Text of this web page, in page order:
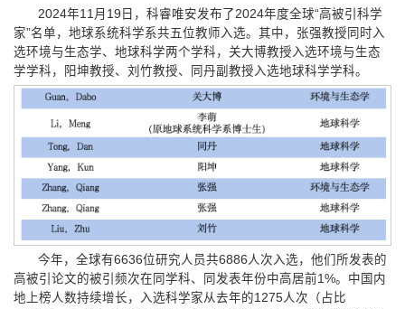
2024年11月19日，科睿唯安发布了2024年度全球“高被引科学
家”名单，地球系统科学系共五位教师入选。其中，张强教授同时入
选环境与生态学、地球科学两个学科，关大博教授入选环境与生态
学学科，阳坤教授、刘竹教授、同丹副教授入选地球科学学科。
今年，全球有6636位研究人员共6886人次入选，他们所发表的
高被引论文的被引频次在同学科、同发表年份中高居前1%。中国内
地上榜人数持续增长，入选科学家从去年的1275人次（占比